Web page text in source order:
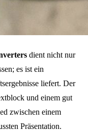
dient nicht nur
es ist ein
liefert. Der
und einem gut
zwischen einem
Präsentation.